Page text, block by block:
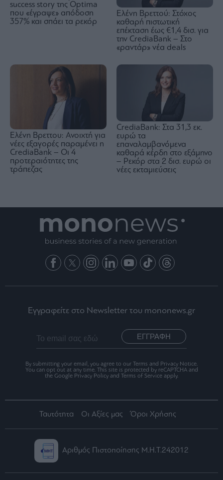
success story της Optima
που «έγραψε» απόδοση
357% και σπάει τα ρεκόρ
Ελένη Βρεττού: Στόχος
καθαρή πιστωτική
επέκταση έως €1,4 δισ. για
την CrediaBank – Στο
«ραντάρ» νέα deals
Ελένη Βρεττου: Ανοιχτή για
νέες εξαγορές παραμένει η
CrediaBank – Οι 4
προτεραιότητες της
τράπεζας
CrediaBank: Στα 31,3 εκ.
ευρώ τα
επαναλαμβανόμενα
καθαρά κέρδη στο εξάμηνο
– Ρεκόρ στα 2 δισ. ευρώ οι
νέες εκταμιεύσεις
Εγγραφείτε στο Newsletter του mononews.gr
ΕΓΓΡΑΦΗ
By submitting your email, you agree to our Terms and Privacy Notice.
You can opt out at any time. This site is protected by reCAPTCHA and
the Google Privacy Policy and Terms of Service apply.
Ταυτότητα Οι Αξίες μας Όροι Χρήσης
Αριθμός Πιστοποίησης Μ.Η.Τ.242012